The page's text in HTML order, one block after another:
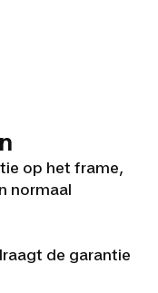
op het frame,
normaal
de garantie